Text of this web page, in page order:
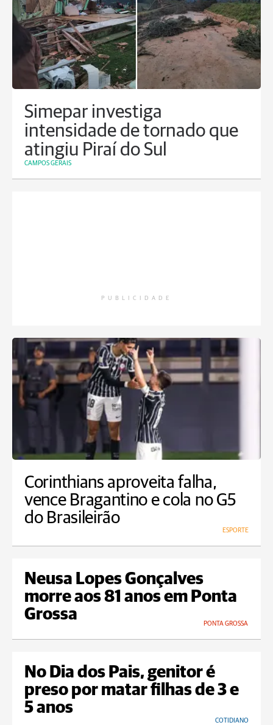
Simepar investiga
intensidade de tornado que
atingiu Piraí do Sul
CAMPOS GERAIS
PUBLICIDADE
Corinthians aproveita falha,
vence Bragantino e cola no G5
do Brasileirão
ESPORTE
Neusa Lopes Gonçalves
morre aos 81 anos em Ponta
Grossa
PONTA GROSSA
No Dia dos Pais, genitor é
preso por matar filhas de 3 e
5 anos
COTIDIANO